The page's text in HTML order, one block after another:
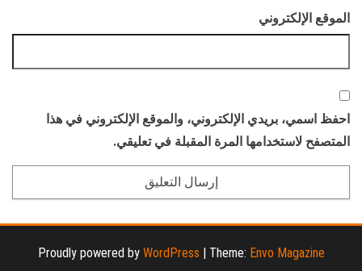
الموقع الإلكتروني
احفظ اسمي، بريدي الإلكتروني، والموقع الإلكتروني في هذا
المتصفح لاستخدامها المرة المقبلة في تعليقي.
Proudly powered by WordPress Theme: Envo Magazine